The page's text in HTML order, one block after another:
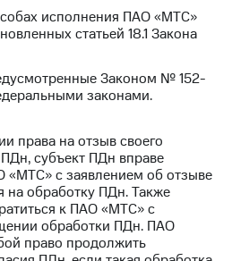
исполнения ПАО «МТС»
статьей 18.1 Закона
Законом № 152-
законами.
права на отзыв своего
субъект ПДн вправе
«МТС» с заявлением об отзыве
на обработку ПДн. Также
к ПАО «МТС» с
обработки ПДн. ПАО
право продолжить